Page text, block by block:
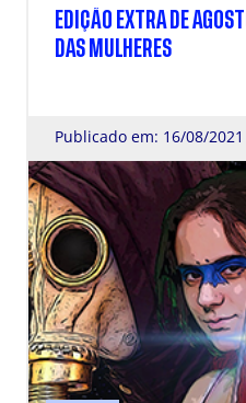
EDIÇÃO EXTRA DE
DAS MULHERES
Publicado em: 16/08/2021